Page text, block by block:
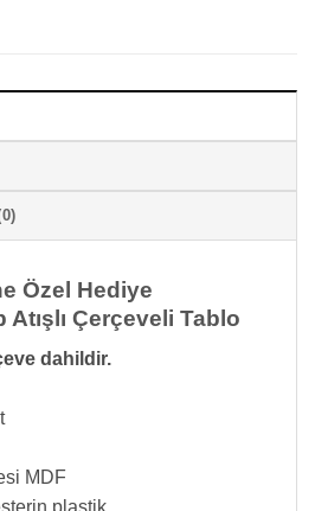
Özel Hediye
Çerçeveli Tablo
dahildir.
MDF